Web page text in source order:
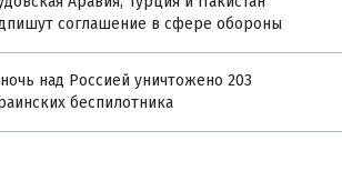
соглашение в сфере обороны
над Россией уничтожено 203
беспилотника